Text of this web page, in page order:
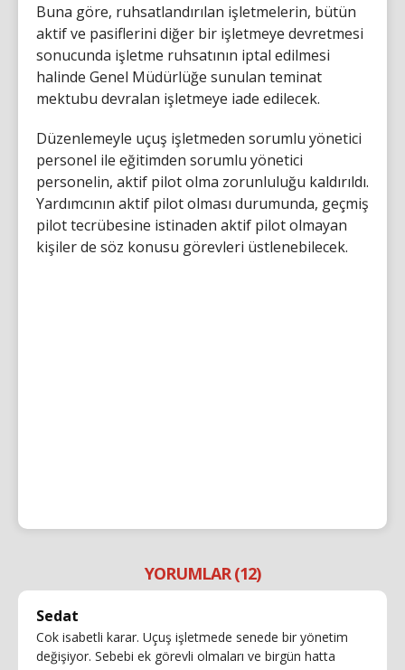
Buna göre, ruhsatlandırılan işletmelerin, bütün
aktif ve pasiflerini diğer bir işletmeye devretmesi
sonucunda işletme ruhsatının iptal edilmesi
halinde Genel Müdürlüğe sunulan teminat
mektubu devralan işletmeye iade edilecek.
Düzenlemeyle uçuş işletmeden sorumlu yönetici
personel ile eğitimden sorumlu yönetici
personelin, aktif pilot olma zorunluluğu kaldırıldı.
Yardımcının aktif pilot olması durumunda, geçmiş
pilot tecrübesine istinaden aktif pilot olmayan
kişiler de söz konusu görevleri üstlenebilecek.
YORUMLAR (12)
Sedat
Cok isabetli karar. Uçuş işletmede senede bir yönetim
değişiyor. Sebebi ek görevli olmaları ve birgün hatta